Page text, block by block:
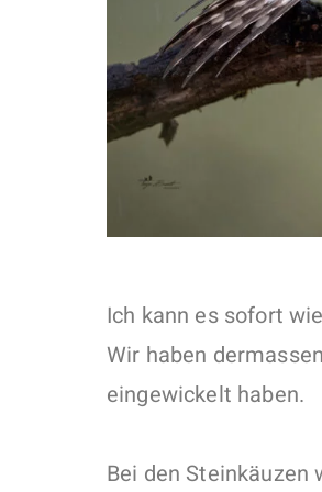
Ich kann es sofort
Wir haben
eingewickelt haben.
Bei den